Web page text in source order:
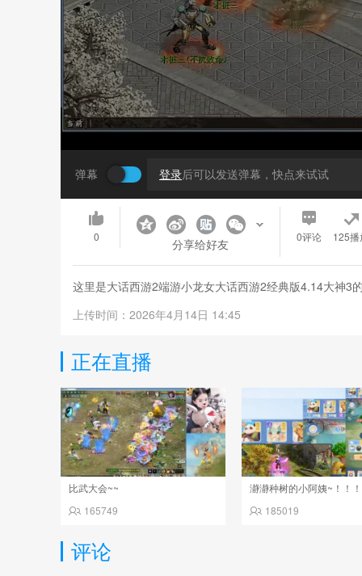
弹幕 登录后可以发送弹幕，快点来试试
0 分享给好友 0评论 125播
这里是大话西游2端游小龙女大话西游2经典版4.14大神3
上传时间：2026年4月14日 14:45
正在直播
比武大会~~
165749
瀞瀞种树的小阿姨~！！
185019
评论